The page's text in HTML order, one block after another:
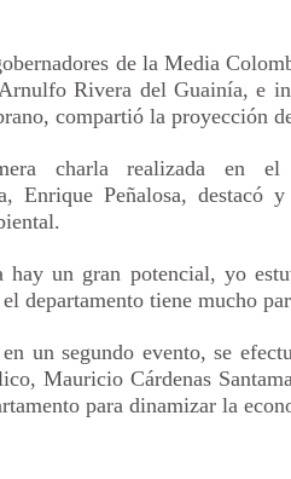
de la Media
Rivera del Guainía,e
, compartió la proyección
charla realizada en
, Enrique Peñalosa, destacó
hay un gran potencial, yo
departamento tiene mucho
un segundo evento, se
Mauricio Cárdenas
para dinamizar la